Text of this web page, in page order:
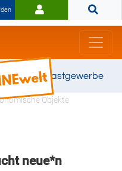
für das Gastgewerbe
Objekte
neue*n